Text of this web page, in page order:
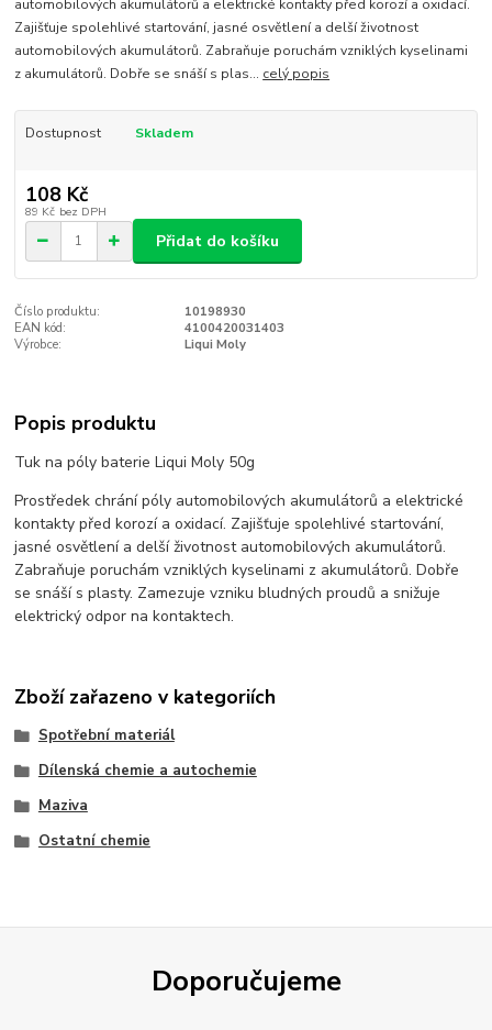
automobilových akumulátorů a elektrické kontakty před korozí a oxidací.
Zajišťuje spolehlivé startování, jasné osvětlení a delší životnost
automobilových akumulátorů. Zabraňuje poruchám vzniklých kyselinami
z akumulátorů. Dobře se snáší s plas... celý popis
Dostupnost Skladem
108 Kč
89 Kč bez DPH
Přidat do košíku
Číslo produktu:
10198930
EAN kód:
4100420031403
Výrobce:
Liqui Moly
Popis produktu
Tuk na póly baterie Liqui Moly 50g
Prostředek chrání póly automobilových akumulátorů a elektrické
kontakty před korozí a oxidací. Zajišťuje spolehlivé startování,
jasné osvětlení a delší životnost automobilových akumulátorů.
Zabraňuje poruchám vzniklých kyselinami z akumulátorů. Dobře
se snáší s plasty. Zamezuje vzniku bludných proudů a snižuje
elektrický odpor na kontaktech.
Zboží zařazeno v kategoriích
Spotřební materiál
Dílenská chemie a autochemie
Maziva
Ostatní chemie
Doporučujeme